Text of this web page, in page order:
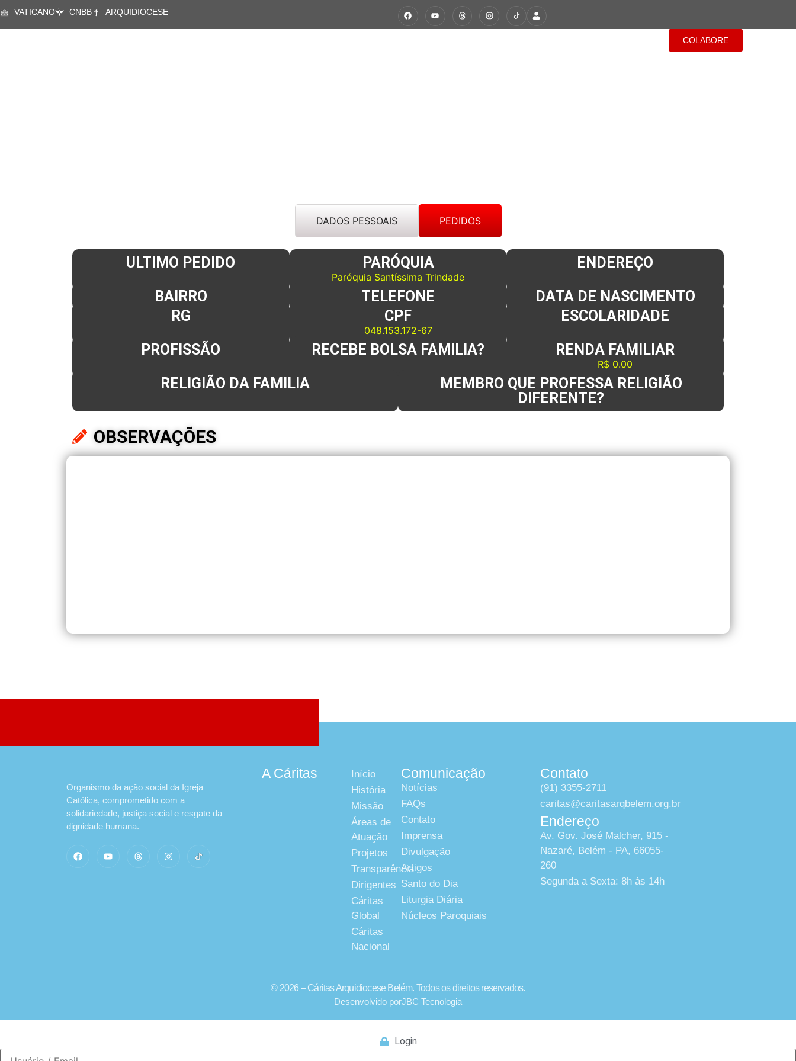
VATICANO CNBB ARQUIDIOCESE
COLABORE
DADOS PESSOAIS PEDIDOS
ULTIMO PEDIDO PARÓQUIA
Paróquia Santíssima Trindade
ENDEREÇO
BAIRRO
TELEFONE
DATA DE NASCIMENTO
RG
CPF
048.153.172-67
ESCOLARIDADE
PROFISSÃO
RECEBE BOLSA FAMILIA? RENDA FAMILIAR
R$ 0.00
RELIGIÃO DA FAMILIA
MEMBRO QUE PROFESSA RELIGIÃO
DIFERENTE?
OBSERVAÇÕES
Organismo da ação social da Igreja
Católica, comprometido com a
solidariedade, justiça social e resgate da
dignidade humana.
A Cáritas
Início
História
Missão
Áreas de
Atuação
Projetos
Transparência
Dirigentes
Cáritas
Global
Cáritas
Nacional
Comunicação
Notícias
FAQs
Contato
Imprensa
Divulgação
Artigos
Santo do Dia
Liturgia Diária
Núcleos Paroquiais
Contato
(91) 3355-2711
caritas@caritasarqbelem.org.br
Endereço
Av. Gov. José Malcher, 915 -
Nazaré, Belém - PA, 66055-
260
Segunda a Sexta: 8h às 14h
© 2026 – Cáritas Arquidiocese Belém. Todos os direitos reservados.
Desenvolvido porJBC Tecnologia
Login